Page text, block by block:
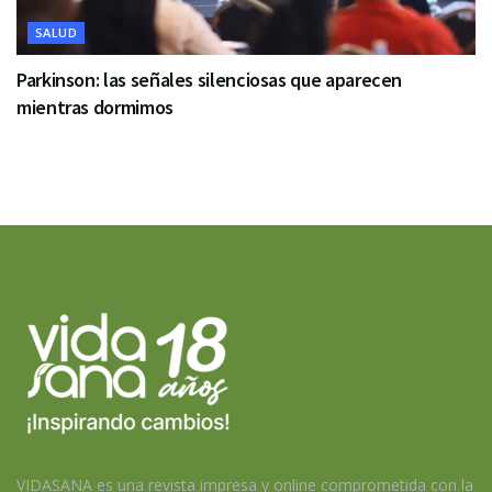
SALUD
Parkinson: las señales silenciosas que aparecen
mientras dormimos
VIDASANA es una revista impresa y online comprometida con la